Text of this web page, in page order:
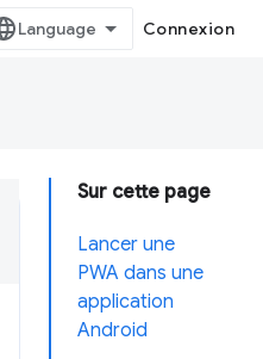
Connexion
Sur cette page
Lancer une
PWA dans une
application
Android